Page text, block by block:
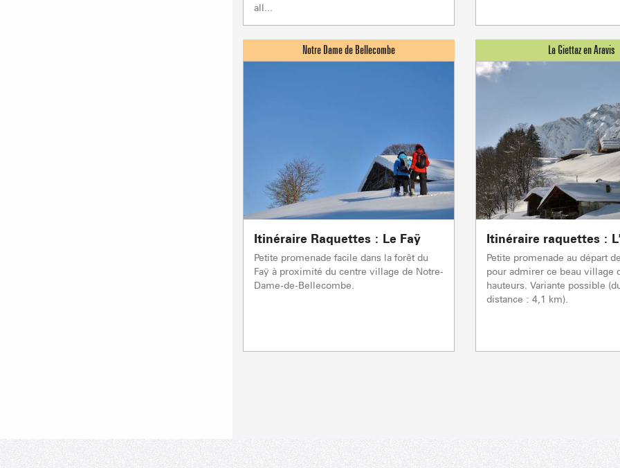
all...
Itinéraire Raquettes : Le Faÿ
Petite promenade facile dans la forêt du
Faÿ à proximité du centre village de Notre-
Dame-de-Bellecombe.
Itinéraire raquettes :
Petite promenade au départ
pour admirer ce beau village
hauteurs. Variante possible
distance : 4,1 km).